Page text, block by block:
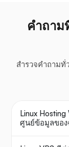
คำถาม
สำรวจคำถามทั่
Linux
ศูนย์ข้อมูลขอ